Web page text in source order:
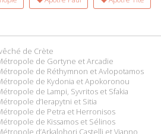
de Crète
de Gortyne et Arcadie
de Réthymnon et Avlopotamos
de Kydonia et Apokoronou
de Lampi, Syvritos et Sfakia
d’Ierapytni et Sitia
de Petra et Herronisos
de Kissamos et Sélinos
d’Arkalohori Castelli et Vianno